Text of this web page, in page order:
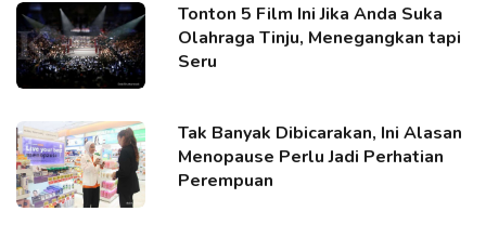
Tonton 5 Film Ini Jika Anda Suka
Olahraga Tinju, Menegangkan tapi
Seru
Tak Banyak Dibicarakan, Ini Alasan
Menopause Perlu Jadi Perhatian
Perempuan